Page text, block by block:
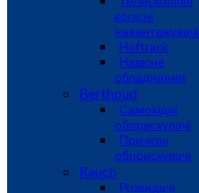
колісні
навантажувачі
Hoftrack
Навісне
обладнання
Berthoud
Самохідні
обприскувачі
Причіпні
обприскувачі
Rauch
Розкидачі